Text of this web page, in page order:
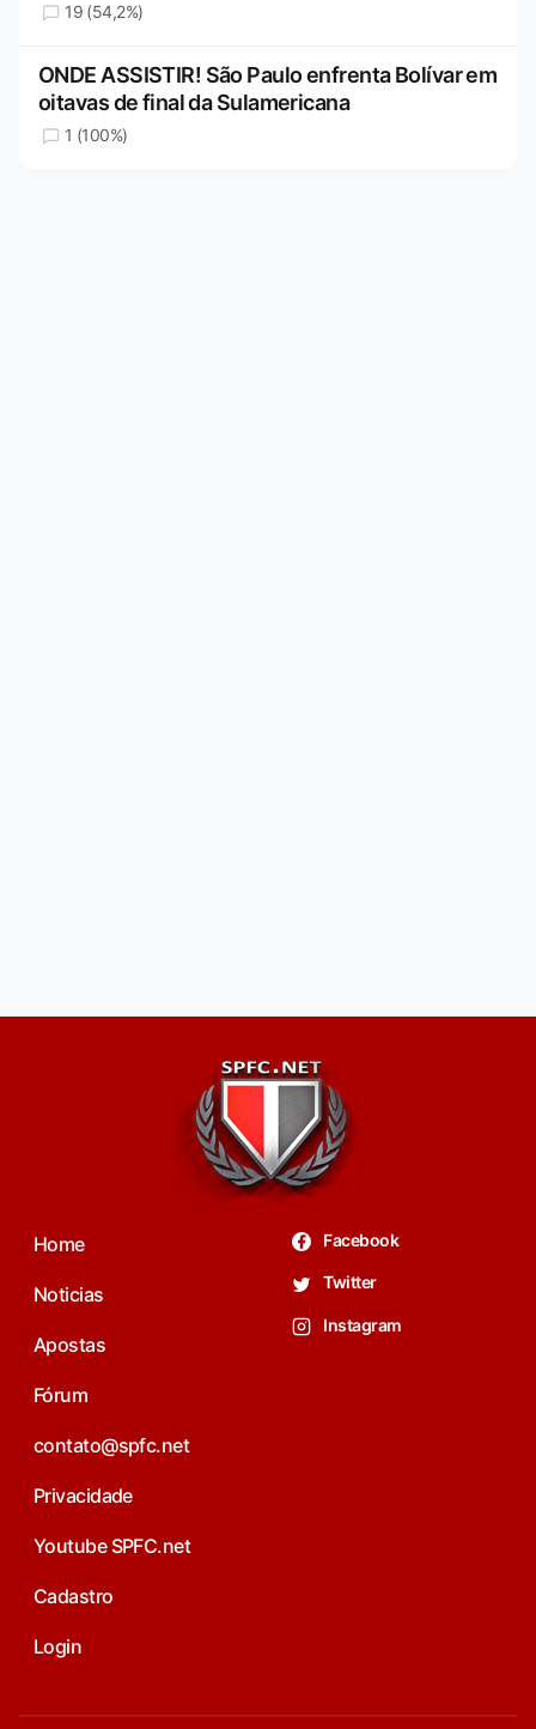
19 (54,2%)
ONDE ASSISTIR! São Paulo enfrenta Bolívar em
oitavas de final da Sulamericana
1 (100%)
Home
Noticias
Apostas
Fórum
contato@spfc.net
Privacidade
Youtube SPFC.net
Cadastro
Login
Facebook
Twitter
Instagram